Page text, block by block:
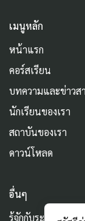
เมนูหลัก
หน้าแรก
คอร์สเรียน
บทความและข่าวส
นักเรียนของเรา
สถาบันของเรา
ดาวน์โหลด
อื่นๆ
รู้จักกับระบบ